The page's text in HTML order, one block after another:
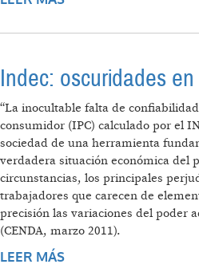
Indec: oscuridades
“La inocultable falta de
consumidor (IPC) calculado por el
sociedad de una herramienta
verdadera situación económica del
circunstancias, los principales
trabajadores que carecen de
precisión las variaciones del poder
(CENDA, marzo 2011).
LEER MÁS